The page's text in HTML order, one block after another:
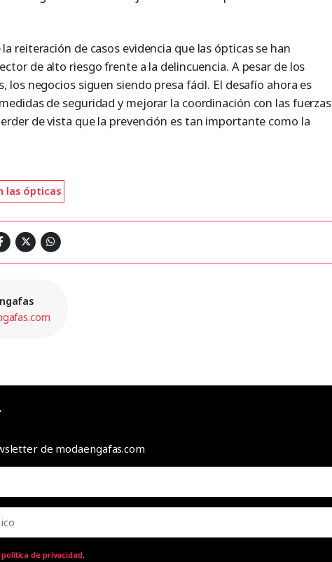
reiteración de casos evidencia que las ópticas se han
de alto riesgo frente a la delincuencia. A pesar de los
los negocios siguen siendo presa fácil. El desafío ahora es
de seguridad y mejorar la coordinación con las fuerzas
de vista que la prevención es tan importante como la
las ópticas
de modaengafas.com
política de privacidad.